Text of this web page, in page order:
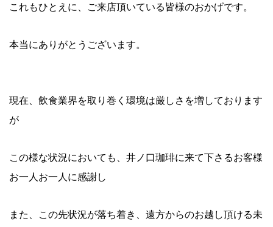
これもひとえに、ご来店頂いている皆様のおかげです。
本当にありがとうございます。
現在、飲食業界を取り巻く環境は厳しさを増しております
が
この様な状況においても、井ノ口珈琲に来て下さるお客様
お一人お一人に感謝し
また、この先状況が落ち着き、遠方からのお越し頂ける未